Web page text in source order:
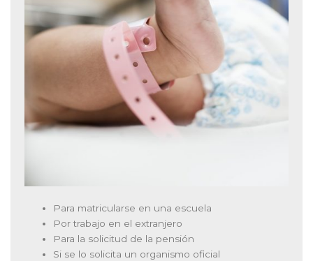
Para matricularse en una escuela
Por trabajo en el extranjero
Para la solicitud de la pensión
Si se lo solicita un organismo oficial